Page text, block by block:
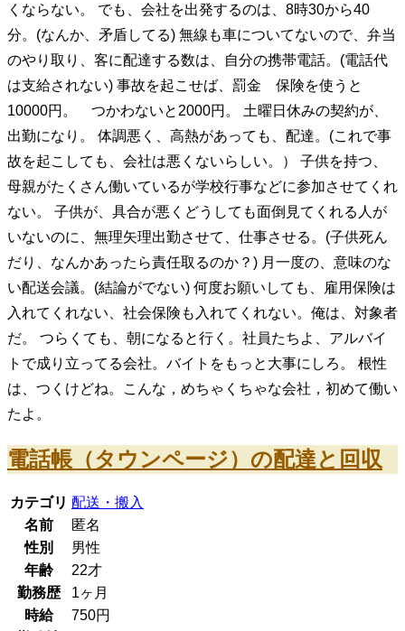
くならない。 でも、会社を出発するのは、8時30から40
分。(なんか、矛盾してる) 無線も車についてないので、弁当
のやり取り、客に配達する数は、自分の携帯電話。(電話代
は支給されない) 事故を起こせば、罰金 保険を使うと
10000円。 つかわないと2000円。 土曜日休みの契約が、
出勤になり。 体調悪く、高熱があっても、配達。(これで事
故を起こしても、会社は悪くないらしい。） 子供を持つ、
母親がたくさん働いているが学校行事などに参加させてくれ
ない。 子供が、具合が悪くどうしても面倒見てくれる人が
いないのに、無理矢理出勤させて、仕事させる。(子供死ん
だり、なんかあったら責任取るのか？) 月一度の、意味のな
い配送会議。(結論がでない) 何度お願いしても、雇用保険は
入れてくれない、社会保険も入れてくれない。俺は、対象者
だ。 つらくても、朝になると行く。社員たちよ、アルバイ
トで成り立ってる会社。バイトをもっと大事にしろ。 根性
は、つくけどね。こんな，めちゃくちゃな会社，初めて働い
たよ。
電話帳（タウンページ）の配達と回収
カテゴリ 配送・搬入
名前
匿名
性別
男性
年齢
22才
勤務歴
1ヶ月
時給
750円